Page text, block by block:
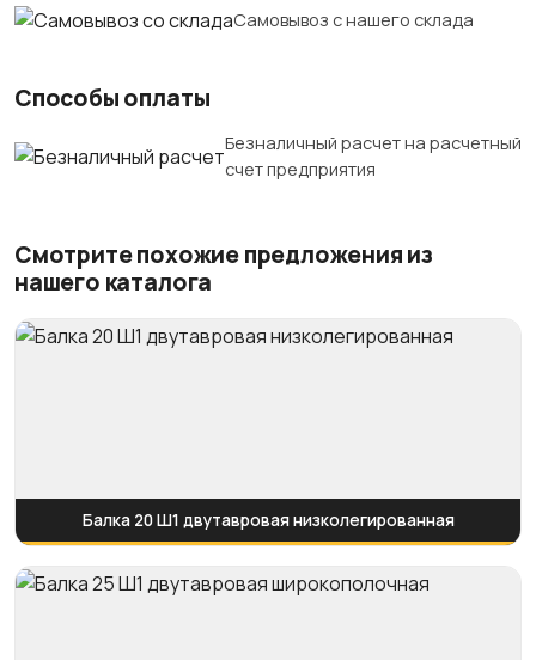
Самовывоз с нашего склада
Способы оплаты
Безналичный расчет на расчетный
счет предприятия
Смотрите похожие предложения из
нашего каталога
Балка 20 Ш1 двутавровая низколегированная